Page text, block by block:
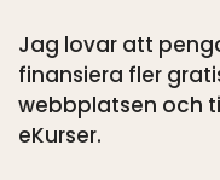
Jag lovar att
finansiera fler
webbplatsen och
eKurser.